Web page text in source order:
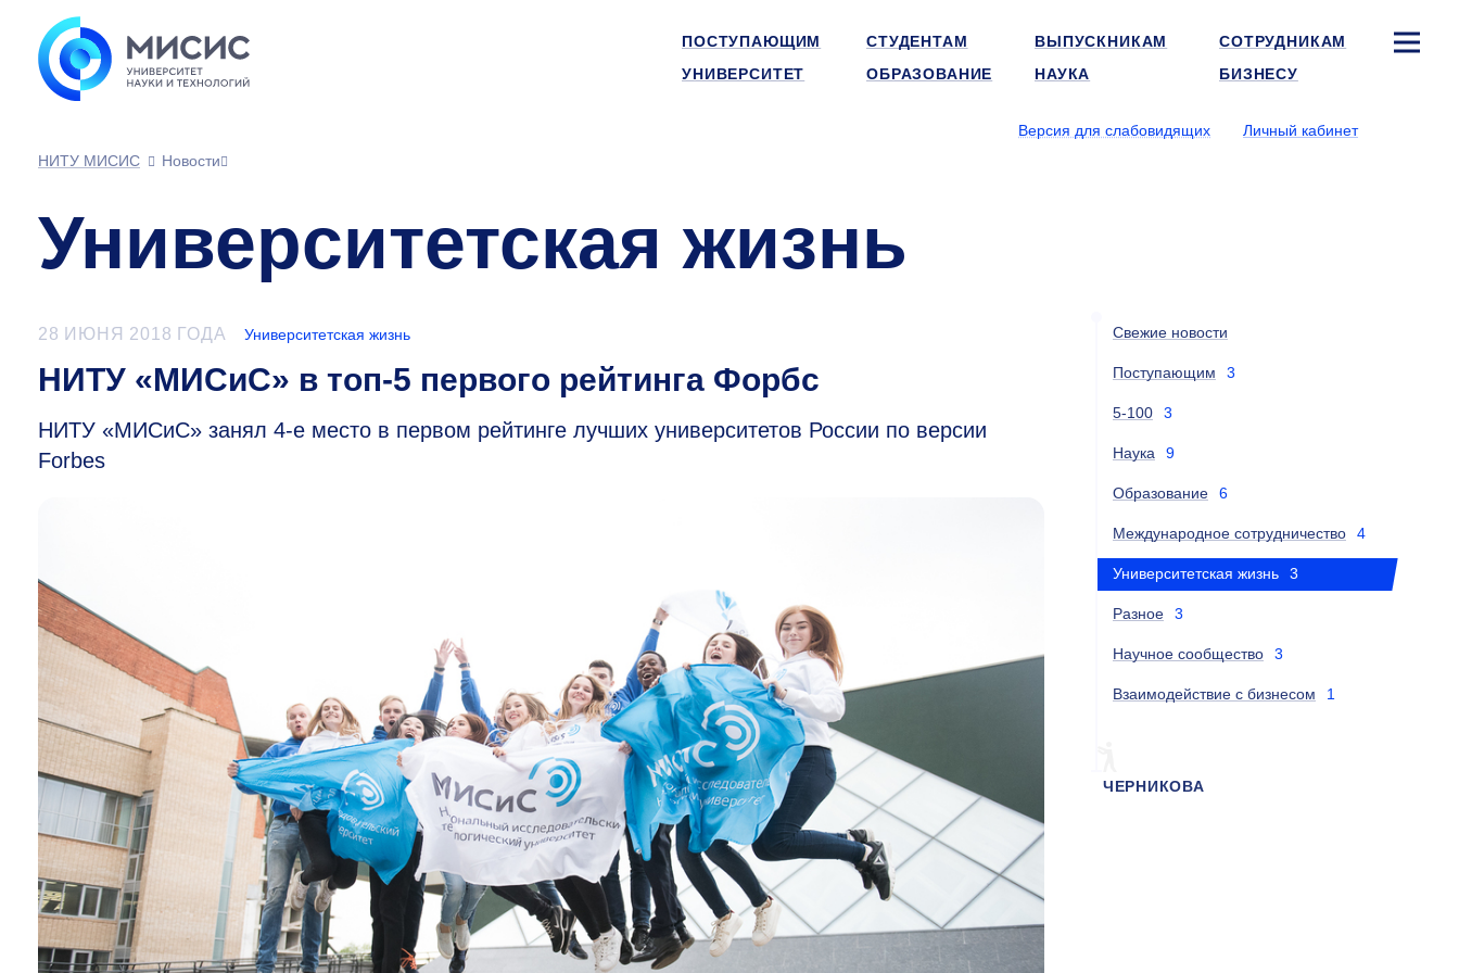
ПОСТУПАЮЩИМ СТУДЕНТАМ ВЫПУСКНИКАМ
СОТРУДНИКАМ
УНИВЕРСИТЕТ
ОБРАЗОВАНИЕ НАУКА БИЗНЕСУ
Версия для слабовидящих
Личный кабинет
НИТУ МИСИС
Новости
Университетская жизнь
28 ИЮНЯ 2018 ГОДА Университетская жизнь
НИТУ «МИСиС» в топ-5 первого рейтинга Форбс
НИТУ «МИСиС» занял 4-е место в первом рейтинге лучших университетов России по версии
Forbes
Свежие новости
Поступающим 3
5-100 3
Наука 9
Образование 6
Международное сотрудничество 4
Университетская жизнь 3
Разное 3
Научное сообщество 3
Взаимодействие с бизнесом 1
ЧЕРНИКОВА